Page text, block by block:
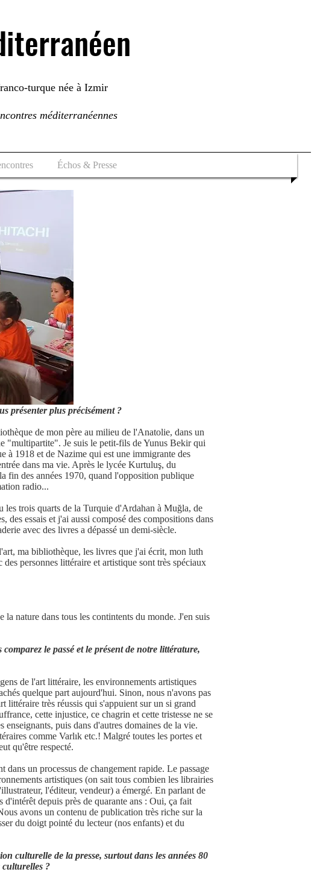
turque née à Izmir
méditerranéennes
Échos & Presse
présenter plus précisément ?
de mon père au milieu de l'Anatolie, dans un
"multipartite". Je suis le petit-fils de Yunus Bekir qui
à 1918 et de Nazime qui est une immigrante des
dans ma vie. Après le lycée Kurtuluş, du
fin des années 1970, quand l'opposition publique
radio...
les trois quarts de la Turquie d'Ardahan à Muğla, de
essais et j'ai aussi composé des compositions dans
avec des livres a dépassé un demi-siècle.
ma bibliothèque, les livres que j'ai écrit, mon luth
personnes littéraire et artistique sont très spéciaux
nature dans tous les contintents du monde. J'en suis
le passé et le présent de notre littérature,
de l'art littéraire, les environnements artistiques
quelque part aujourd'hui. Sinon, nous n'avons pas
littéraire très réussis qui s'appuient sur un si grand
cette injustice, ce chagrin et cette tristesse ne se
puis dans d'autres domaines de la vie.
comme Varlık etc.! Malgré toutes les portes et
qu'être respecté.
un processus de changement rapide. Le passage
artistiques (on sait tous combien les librairies
l'éditeur, vendeur) a émergé. En parlant de
depuis près de quarante ans : Oui, ça fait
avons un contenu de publication très riche sur la
du doigt pointé du lecteur (nos enfants) et du
culturelle de la presse, surtout dans les années 80
culturelles ?